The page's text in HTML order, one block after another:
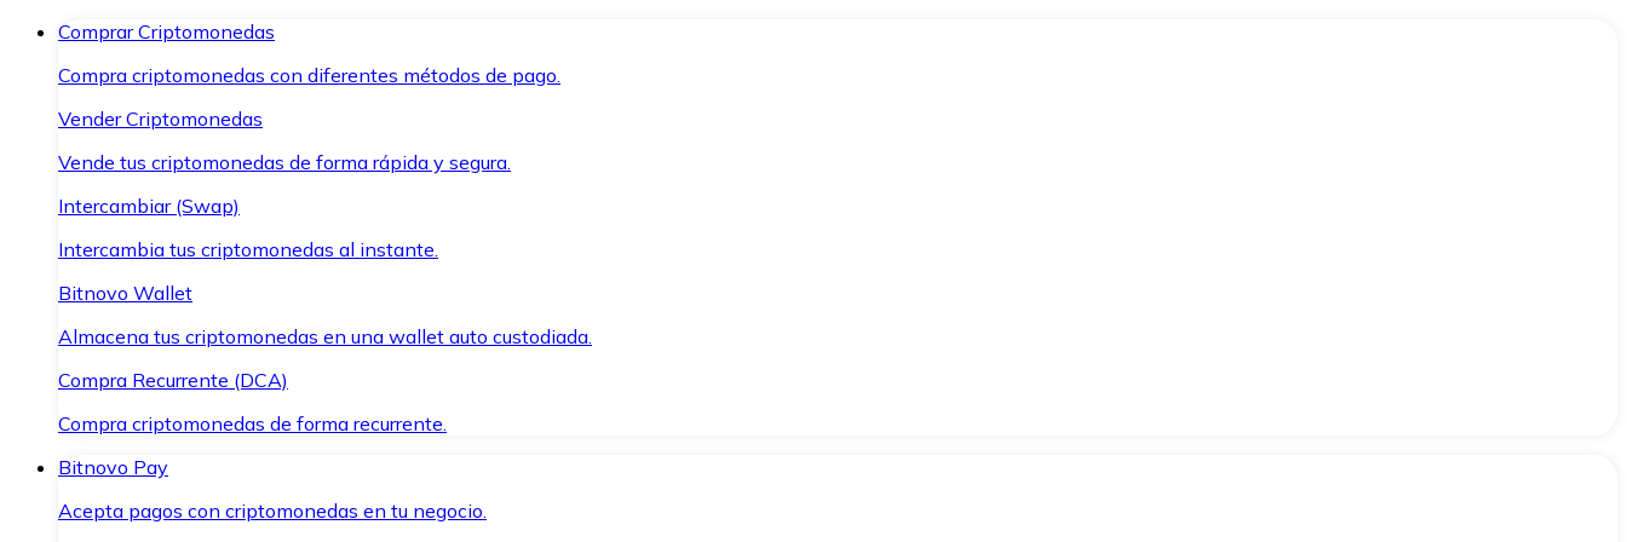
Comprar Criptomonedas
Compra criptomonedas con diferentes métodos de pago.
Vender Criptomonedas
Vende tus criptomonedas de forma rápida y segura.
Intercambiar (Swap)
Intercambia tus criptomonedas al instante.
Bitnovo Wallet
Almacena tus criptomonedas en una wallet auto custodiada.
Compra Recurrente (DCA)
Compra criptomonedas de forma recurrente.
Bitnovo Pay
Acepta pagos con criptomonedas en tu negocio.